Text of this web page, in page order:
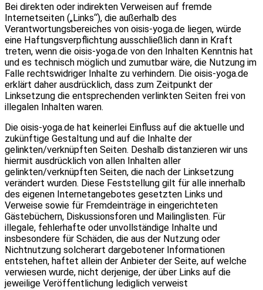
Bei direkten oder indirekten Verweisen auf fremde
Internetseiten („Links“), die außerhalb des
Verantwortungsbereiches von oisis-yoga.de liegen, würde
eine Haftungsverpflichtung ausschließlich dann in Kraft
treten, wenn die oisis-yoga.de von den Inhalten Kenntnis hat
und es technisch möglich und zumutbar wäre, die Nutzung im
Falle rechtswidriger Inhalte zu verhindern. Die oisis-yoga.de
erklärt daher ausdrücklich, dass zum Zeitpunkt der
Linksetzung die entsprechenden verlinkten Seiten frei von
illegalen Inhalten waren.
Die oisis-yoga.de hat keinerlei Einfluss auf die aktuelle und
zukünftige Gestaltung und auf die Inhalte der
gelinkten/verknüpften Seiten. Deshalb distanzieren wir uns
hiermit ausdrücklich von allen Inhalten aller
gelinkten/verknüpften Seiten, die nach der Linksetzung
verändert wurden. Diese Feststellung gilt für alle innerhalb
des eigenen Internetangebotes gesetzten Links und
Verweise sowie für Fremdeinträge in eingerichteten
Gästebüchern, Diskussionsforen und Mailinglisten. Für
illegale, fehlerhafte oder unvollständige Inhalte und
insbesondere für Schäden, die aus der Nutzung oder
Nichtnutzung solcherart dargebotener Informationen
entstehen, haftet allein der Anbieter der Seite, auf welche
verwiesen wurde, nicht derjenige, der über Links auf die
jeweilige Veröffentlichung lediglich verweist